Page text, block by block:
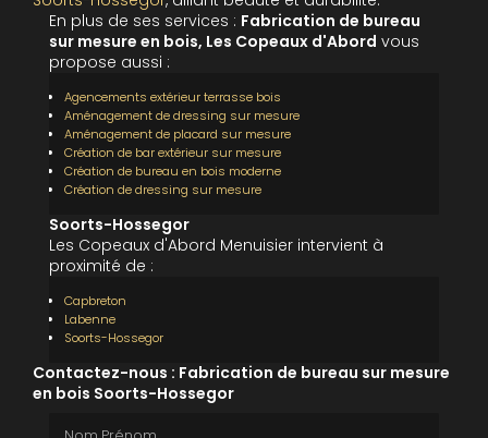
En plus de ses services : Fabrication de bureau
sur mesure en bois, Les Copeaux d'Abord vous
propose aussi :
Agencements extérieur terrasse bois
Aménagement de dressing sur mesure
Aménagement de placard sur mesure
Création de bar extérieur sur mesure
Création de bureau en bois moderne
Création de dressing sur mesure
Soorts-Hossegor
Les Copeaux d'Abord Menuisier intervient à
proximité de :
Capbreton
Labenne
Soorts-Hossegor
Contactez-nous : Fabrication de bureau sur mesure
en bois Soorts-Hossegor